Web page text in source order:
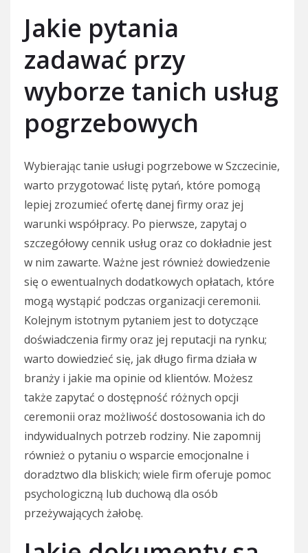
Jakie pytania
zadawać przy
wyborze tanich usług
pogrzebowych
Wybierając tanie usługi pogrzebowe w Szczecinie,
warto przygotować listę pytań, które pomogą
lepiej zrozumieć ofertę danej firmy oraz jej
warunki współpracy. Po pierwsze, zapytaj o
szczegółowy cennik usług oraz co dokładnie jest
w nim zawarte. Ważne jest również dowiedzenie
się o ewentualnych dodatkowych opłatach, które
mogą wystąpić podczas organizacji ceremonii.
Kolejnym istotnym pytaniem jest to dotyczące
doświadczenia firmy oraz jej reputacji na rynku;
warto dowiedzieć się, jak długo firma działa w
branży i jakie ma opinie od klientów. Możesz
także zapytać o dostępność różnych opcji
ceremonii oraz możliwość dostosowania ich do
indywidualnych potrzeb rodziny. Nie zapomnij
również o pytaniu o wsparcie emocjonalne i
doradztwo dla bliskich; wiele firm oferuje pomoc
psychologiczną lub duchową dla osób
przeżywających żałobę.